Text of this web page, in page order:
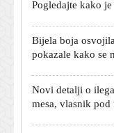
Bijela boja
pokazale kako se
Novi detalji o
mesa, vlasnik pod
Povratak sa